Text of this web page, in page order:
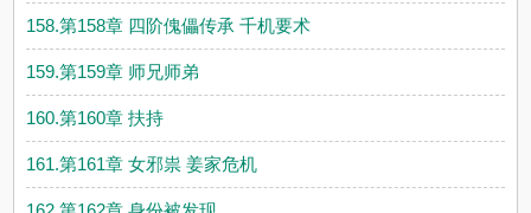
158.第158章 四阶傀儡传承 千机要术
159.第159章 师兄师弟
160.第160章 扶持
161.第161章 女邪祟 姜家危机